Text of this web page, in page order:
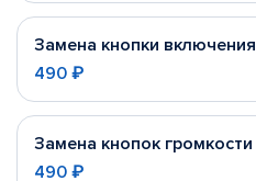
Замена кнопки включения
490 ₽
Замена кнопок громкости
490 ₽